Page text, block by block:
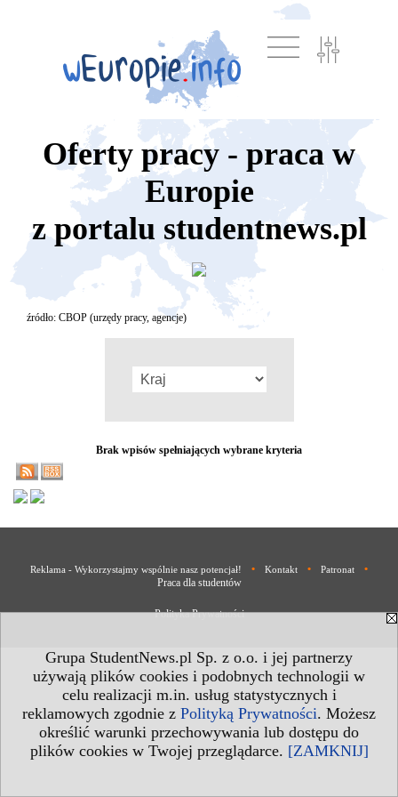
Grupa StudentNews.pl Sp. z o.o. i jej partnerzy
używają plików cookies i podobnych technologii w
celu realizacji m.in. usług statystycznych i
reklamowych zgodnie z Polityką Prywatności. Możesz
określić warunki przechowywania lub dostępu do
plików cookies w Twojej przeglądarce. [ZAMKNIJ]
Oferty pracy - praca w
Europie
z portalu studentnews.pl
źródło: CBOP (urzędy pracy, agencje)
Brak wpisów spełniających wybrane kryteria
Reklama - Wykorzystajmy wspólnie nasz potencjał! • Kontakt • Patronat
•
Praca dla studentów
Polityka Prywatności